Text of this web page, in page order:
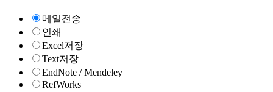
메일전송
인쇄
Excel저장
Text저장
EndNote / Mendeley
RefWorks